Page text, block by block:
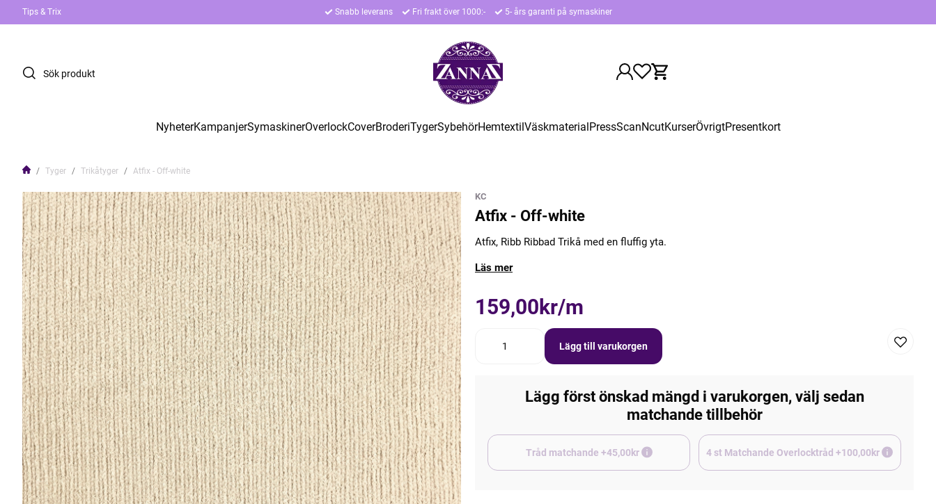
Tips & Trix Snabb leverans Fri frakt över 1000:- 5- års garanti på symaskiner
NyheterKampanjerSymaskinerOverlockCoverBroderiTygerSybehörHemtextilVäskmaterialPressScanNcutKurserÖvrigtPresentkort
Tyger Trikåtyger Atfix - Off-white
KC
Atfix - Off-white
Atfix, Ribb Ribbad Trikå med en fluffig yta.
Läs mer
159,00kr/m
Lägg till varukorgen
Lägg först önskad mängd i varukorgen, välj sedan
matchande tillbehör
Tråd matchande +45,00kr 4 st Matchande Overlocktråd +100,00kr